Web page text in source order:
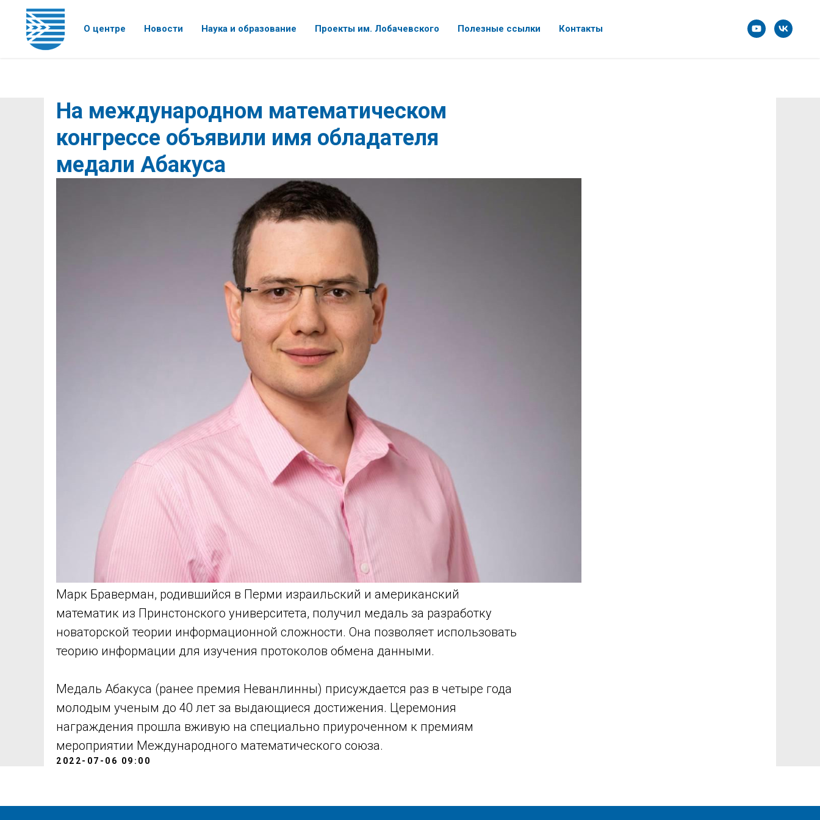
О центре Новости Наука и образование Проекты им. Лобачевского Полезные ссылки Контакты
На международном математическом
конгрессе объявили имя обладателя
медали Абакуса
Марк Браверман, родившийся в Перми израильский и американский
математик из Принстонского университета, получил медаль за разработку
новаторской теории информационной сложности. Она позволяет использовать
теорию информации для изучения протоколов обмена данными.
Медаль Абакуса (ранее премия Неванлинны) присуждается раз в четыре года
молодым ученым до 40 лет за выдающиеся достижения. Церемония
награждения прошла вживую на специально приуроченном к премиям
мероприятии Международного математического союза.
2022-07-06 09:00